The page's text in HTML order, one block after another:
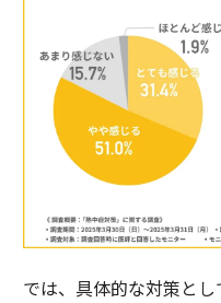
では、具体的な対策と